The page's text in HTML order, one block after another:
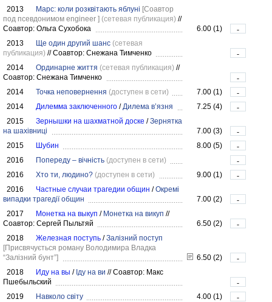
2013
Марс: коли розквітають яблуні [Соавтор
под псевдонимом engineer ] (сетевая публикация) //
Соавтор: Ольга Сухобока
6.00 (1)
-
2013
Ще один другий шанс (сетевая
публикация) //Соавтор: Снежана Тимченко
-
2014
Ординарне життя (сетевая публикация) //
Соавтор: Снежана Тимченко
-
2014
Точка неповернення (доступен в сети) 7.00 (1)
-
2014
Дилемма заключенного /Дилема в’язня 7.25 (4)
-
2015
Зернышки на шахматной доске /Зернятка
на шахівниці
7.00 (3)
-
2015
Шубин 8.00 (5)
-
2016
Попереду – вічність (доступен в сети)
-
2016
Хто ти, людино? (доступен в сети) 9.00 (1)
-
2016
Частные случаи трагедии общин /Окремі
випадки трагедії общин
7.00 (2)
-
2017
Монетка на выкуп / Монетка на викуп //
Соавтор: Сергей Пыльтяй
6.50 (2)
-
2018
Железная поступь /Залізний поступ
[Присвячується роману Володимира Владка
“Залізний бунт”]
6.50 (2)
-
2018
Иду на вы / Іду на ви //Соавтор: Макс
Пшебыльский
-
2019
Навколо світу 4.00 (1)
-